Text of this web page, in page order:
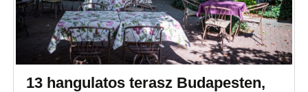
13 hangulatos terasz Budapesten,